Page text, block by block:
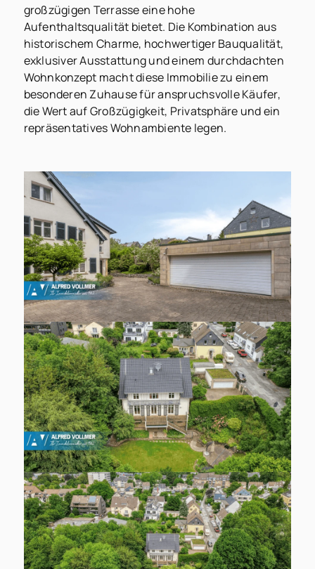
großzügigen Terrasse eine hohe
Aufenthaltsqualität bietet. Die Kombination aus
historischem Charme, hochwertiger Bauqualität,
exklusiver Ausstattung und einem durchdachten
Wohnkonzept macht diese Immobilie zu einem
besonderen Zuhause für anspruchsvolle Käufer,
die Wert auf Großzügigkeit, Privatsphäre und ein
repräsentatives Wohnambiente legen.